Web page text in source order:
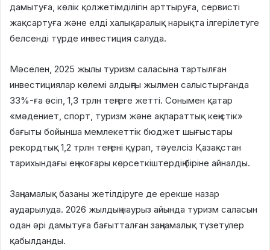
дамытуға, көлік қолжетімділігін арттыруға, сервисті
жақсартуға және елді халықаралық нарықта ілгерілетуге
белсенді түрде инвестиция салуда.
Мәселен, 2025 жылы туризм саласына тартылған
инвестициялар көлемі алдыңғы жылмен салыстырғанда
33%-ға өсіп, 1,3 трлн теңгеге жетті. Сонымен қатар
«мәдениет, спорт, туризм және ақпараттық кеңістік»
бағыты бойынша мемлекеттік бюджет шығыстары
рекордтық 1,2 трлн теңгені құрап, тәуелсіз Қазақстан
тарихындағы ең жоғары көрсеткіштердің біріне айналды.
Заңнамалық базаны жетілдіруге де ерекше назар
аударылуда. 2026 жылдың наурыз айында туризм саласын
одан әрі дамытуға бағытталған заңнамалық түзетулер
қабылданды.